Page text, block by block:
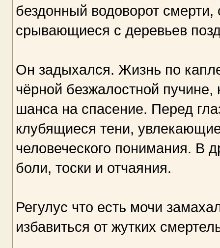
бездонный водоворот
срывающиеся с деревьев
Он задыхался. Жизнь по
чёрной безжалостной пучине,
шанса на спасение. Перед
клубящиеся тени,
человеческого понимания. В
боли, тоски и отчаяния.
Регулус что есть мочи
избавиться от жутких